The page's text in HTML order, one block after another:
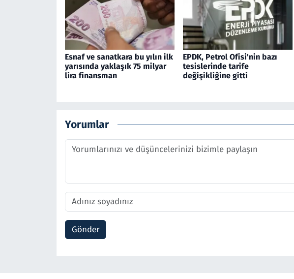
Esnaf ve sanatkara bu yılın ilk
yarısında yaklaşık 75 milyar
lira finansman
EPDK, Petrol Ofisi'nin bazı
tesislerinde tarife
değişikliğine gitti
Yorumlar
Gönder